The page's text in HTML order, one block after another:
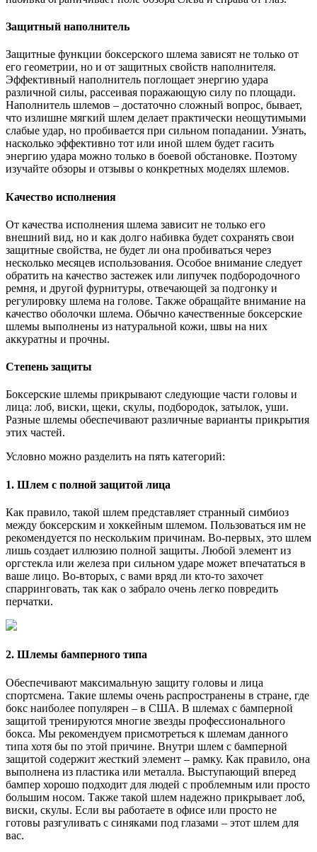
Защитный наполнитель
Защитные функции боксерского шлема зависят не только от
его геометрии, но и от защитных свойств наполнителя.
Эффективный наполнитель поглощает энергию удара
различной силы, рассеивая поражающую силу по площади.
Наполнитель шлемов – достаточно сложный вопрос, бывает,
что излишне мягкий шлем делает практически неощутимыми
слабые удар, но пробивается при сильном попадании. Узнать,
насколько эффективно тот или иной шлем будет гасить
энергию удара можно только в боевой обстановке. Поэтому
изучайте обзоры и отзывы о конкретных моделях шлемов.
Качество исполнения
От качества исполнения шлема зависит не только его
внешний вид, но и как долго набивка будет сохранять свои
защитные свойства, не будет ли она пробиваться через
несколько месяцев использования. Особое внимание следует
обратить на качество застежек или липучек подбородочного
ремня, и другой фурнитуры, отвечающей за подгонку и
регулировку шлема на голове. Также обращайте внимание на
качество оболочки шлема. Обычно качественные боксерские
шлемы выполнены из натуральной кожи, швы на них
аккуратны и прочны.
Степень защиты
Боксерские шлемы прикрывают следующие части головы и
лица: лоб, виски, щеки, скулы, подбородок, затылок, уши.
Разные шлемы обеспечивают различные варианты прикрытия
этих частей.
Условно можно разделить на пять категорий:
1. Шлем с полной защитой лица
Как правило, такой шлем представляет странный симбиоз
между боксерским и хоккейным шлемом. Пользоваться им не
рекомендуется по нескольким причинам. Во-первых, это шлем
лишь создает иллюзию полной защиты. Любой элемент из
оргстекла или железа при сильном ударе может впечататься в
ваше лицо. Во-вторых, с вами вряд ли кто-то захочет
спарринговать, так как о забрало очень легко повредить
перчатки.
2. Шлемы бамперного типа
Обеспечивают максимальную защиту головы и лица
спортсмена. Такие шлемы очень распространены в стране, где
бокс наиболее популярен – в США. В шлемах с бамперной
защитой тренируются многие звезды профессионального
бокса. Мы рекомендуем присмотреться к шлемам данного
типа хотя бы по этой причине. Внутри шлем с бамперной
защитой содержит жесткий элемент – рамку. Как правило, она
выполнена из пластика или металла. Выступающий вперед
бампер хорошо подходит для людей с проблемным или просто
большим носом. Также такой шлем надежно прикрывает лоб,
виски, скулы. Если вы работаете в офисе или просто не
готовы разгуливать с синяками под глазами – этот шлем для
вас.